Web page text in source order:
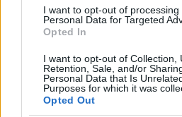
I want to opt-out of processing
Personal Data for Targeted
Opted In
I want to opt-out of Collection,
Retention, Sale, and/or
Personal Data that Is
Purposes for which it was
Opted Out
Κυριάκος Ποζρικίδης , ο
Ζαχαρίας, ο πρώην συντονιστής
Επιτροπής ΣΥΡΙΖΑ- ΠΣ Α’
Κολοκυθάς
Αβαρλής
, στελέχη του ΣΥΡΙΖΑ,
Νοτοπούλου.
Σημειώνεται ότι την θέση της κ.
λάβει ο πρώτος επιλαχών Γιάννης
σύμφωνα με πληροφορίες θα